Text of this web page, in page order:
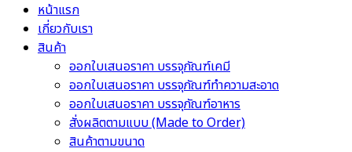
หน้าแรก
เกี่ยวกับเรา
สินค้า
ออกใบเสนอราคา บรรจุภัณฑ์เคมี
ออกใบเสนอราคา บรรจุภัณฑ์ทำความสะอาด
ออกใบเสนอราคา บรรจุภัณฑ์อาหาร
สั่งผลิตตามแบบ (Made to Order)
สินค้าตามขนาด